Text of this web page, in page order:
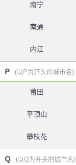
南宁
南通
内江
P (以P为开头的城市名)
莆田
平顶山
攀枝花
Q (以Q为开头的城市名)